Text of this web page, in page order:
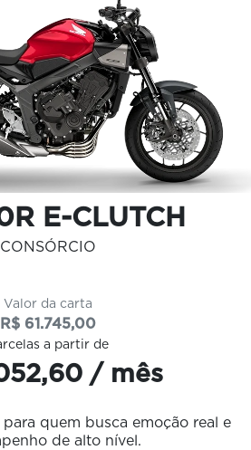
E-CLUTCH
CONSÓRCIO
Valor da carta
R$ 61.745,00
a partir de
/ mês
quem busca emoção real e
de alto nível.